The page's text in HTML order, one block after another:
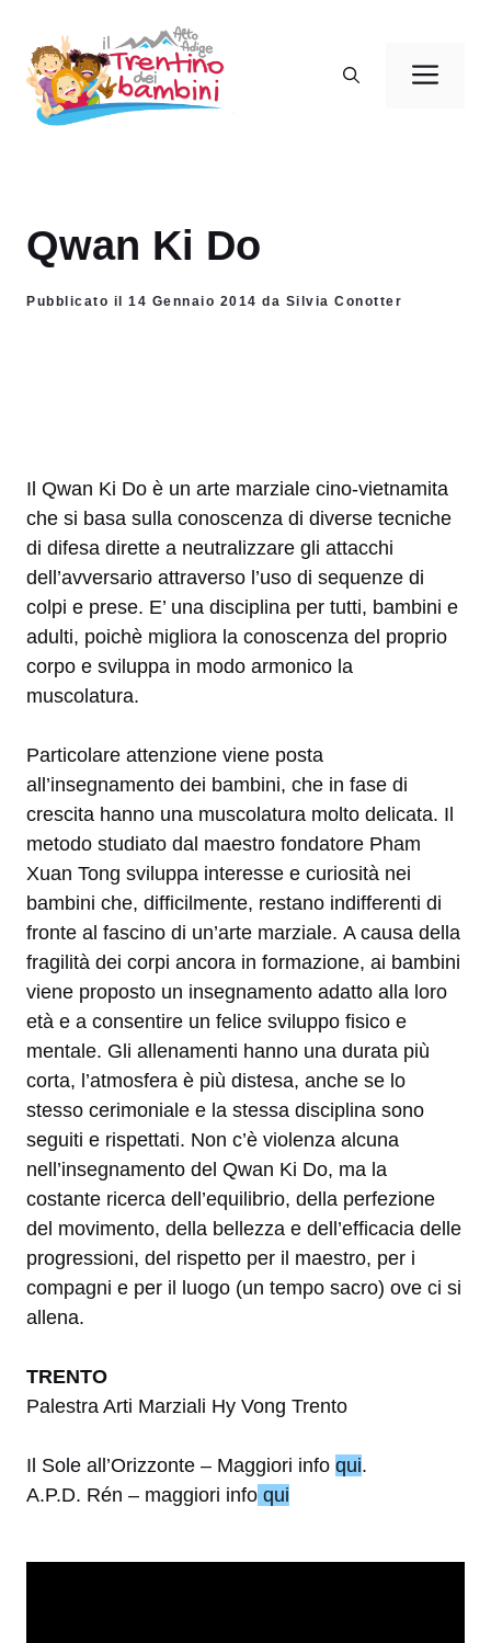
contenuto
Qwan Ki Do
Pubblicato il 14 Gennaio 2014 da Silvia Conotter
Il Qwan Ki Do è un arte marziale cino-vietnamita
che si basa sulla conoscenza di diverse tecniche
di difesa dirette a neutralizzare gli attacchi
dell’avversario attraverso l’uso di sequenze di
colpi e prese. E’ una disciplina per tutti, bambini e
adulti, poichè migliora la conoscenza del proprio
corpo e sviluppa in modo armonico la
muscolatura.
Particolare attenzione viene posta
all’insegnamento dei bambini, che in fase di
crescita hanno una muscolatura molto delicata. Il
metodo studiato dal maestro fondatore Pham
Xuan Tong sviluppa interesse e curiosità nei
bambini che, difficilmente, restano indifferenti di
fronte al fascino di un’arte marziale. A causa della
fragilità dei corpi ancora in formazione, ai bambini
viene proposto un insegnamento adatto alla loro
età e a consentire un felice sviluppo fisico e
mentale. Gli allenamenti hanno una durata più
corta, l’atmosfera è più distesa, anche se lo
stesso cerimoniale e la stessa disciplina sono
seguiti e rispettati. Non c’è violenza alcuna
nell’insegnamento del Qwan Ki Do, ma la
costante ricerca dell’equilibrio, della perfezione
del movimento, della bellezza e dell’efficacia delle
progressioni, del rispetto per il maestro, per i
compagni e per il luogo (un tempo sacro) ove ci si
allena.
TRENTO
Palestra Arti Marziali Hy Vong Trento
Il Sole all’Orizzonte – Maggiori info qui.
A.P.D. Rén – maggiori info qui